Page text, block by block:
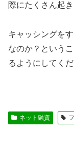
際にたくさん起
キャッシングを
なのか？という
るようにしてくだ
ネット融資